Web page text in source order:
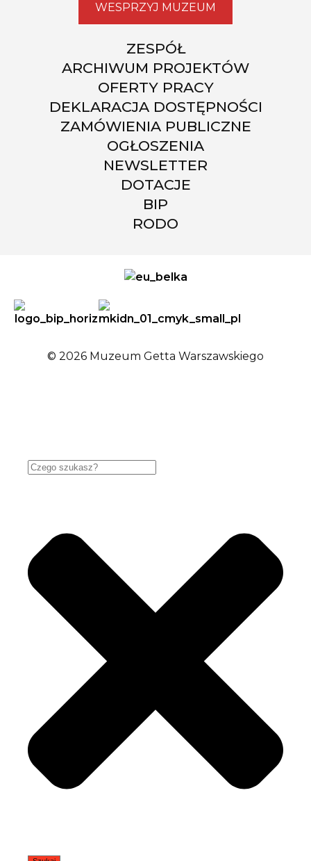
WESPRZYJ MUZEUM
ZESPÓŁ
ARCHIWUM PROJEKTÓW
OFERTY PRACY
DEKLARACJA DOSTĘPNOŚCI
ZAMÓWIENIA PUBLICZNE
OGŁOSZENIA
NEWSLETTER
DOTACJE
BIP
RODO
© 2026 Muzeum Getta Warszawskiego